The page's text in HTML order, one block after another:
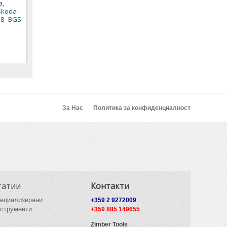
-BGS
За Нас Политика за конфиденциалност
Контакти
+359 2 9272009
+359 885 149655
Zimber Tools